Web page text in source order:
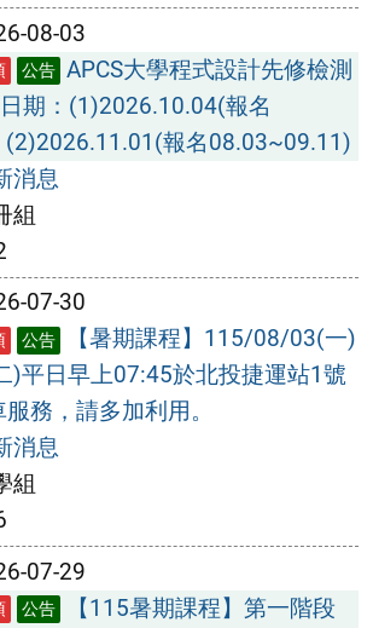
08-03
公告 APCS大學程式設計先修檢測
期：(1)2026.10.04(報名
報名08.03~09.11)
消息
組
07-30
公告
【暑期課程】115/08/03(一)
平日早上07:45於北投捷運站1號
務，請多加利用。
消息
組
07-29
公告
【115暑期課程】第一階段